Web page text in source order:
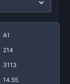
A1
214
3113
14.55